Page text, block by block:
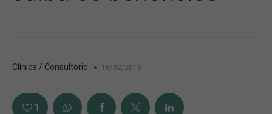
Clínica / Consultório 18/02/2016
1